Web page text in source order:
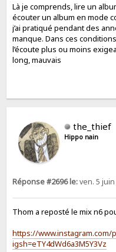
Là je comprends, lire un
écouter un album en mode
j’ai pratiqué pendant des
manque. Dans ces
l’écoute plus ou moins
long, mauvais
the_thief
Hippo nain
Réponse #2696 le:ven. 5 juin
Thom a reposté le mix n6
https://www.instagram.com/
igsh=eTY4dWd6a3M5Y3Vz